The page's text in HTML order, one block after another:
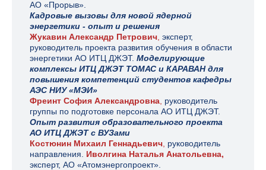
АО «Прорыв».
Кадровые вызовы для новой ядерной
энергетики - опыт и решения
Жукавин Александр Петрович эксперт,
руководитель проекта развития обучения в области
энергетики АО ИТЦ ДЖЭТ. Моделирующие
комплексы ИТЦ ДЖЭТ ТОМАС и КАРАВАН для
повышения компетенций студентов кафедры
АЭС НИУ «МЭИ»
Фреинт София Александровна руководитель
группы по подготовке персонала АО ИТЦ ДЖЭТ.
Опыт развития образовательного проекта
АО ИТЦ ДЖЭТ с ВУЗами
Костюнин Михаил Геннадьевич руководитель
направления. Иволгина Наталья Анатольевна,
эксперт, АО «Атомэнергопроект».